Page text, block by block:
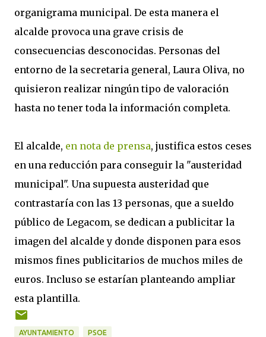
organigrama municipal. De esta manera el
alcalde provoca una grave crisis de
consecuencias desconocidas. Personas del
entorno de la secretaria general, Laura Oliva, no
quisieron realizar ningún tipo de valoración
hasta no tener toda la información completa.
El alcalde, en nota de prensa, justifica estos ceses
en una reducción para conseguir la "austeridad
municipal". Una supuesta austeridad que
contrastaría con las 13 personas, que a sueldo
público de Legacom, se dedican a publicitar la
imagen del alcalde y donde disponen para esos
mismos fines publicitarios de muchos miles de
euros. Incluso se estarían planteando ampliar
esta plantilla.
AYUNTAMIENTO PSOE